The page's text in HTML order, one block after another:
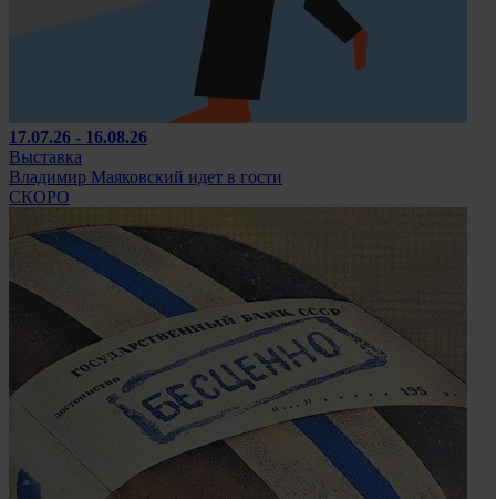
17.07.26 - 16.08.26
Выставка
Владимир Маяковский идет в гости
СКОРО